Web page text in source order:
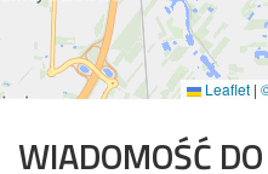
Leaflet |
WIADOMOŚĆ